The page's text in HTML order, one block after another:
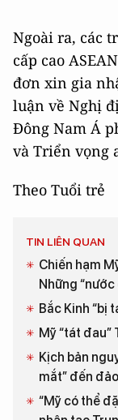
Ngoài ra, các
cấp cao
đơn xin gia
luận về Nghị
Đông Nam Á
và Triển vọng
Theo Tuổi trẻ
TIN LIÊN QUAN
Chiến hạm
Những
Bắc Kinh “bị
Mỹ “tát đau”
Kịch bản
mắt” đến
“Mỹ có thể